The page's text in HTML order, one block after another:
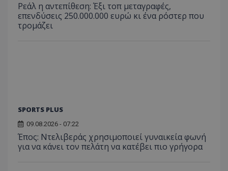
Ρεάλ η αντεπίθεση: Έξι τοπ μεταγραφές,
επενδύσεις 250.000.000 ευρώ κι ένα ρόστερ που
τρομάζει
SPORTS PLUS
09.08.2026 - 07:22
Έπος: Ντελιβεράς χρησιμοποιεί γυναικεία φωνή
για να κάνει τον πελάτη να κατέβει πιο γρήγορα